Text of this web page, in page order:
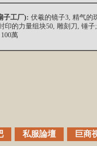
子工厂): 伏羲的镜子3, 精气的
印的力量组块50, 雕刻刀, 锤子
100萬
私服論壇 巨商